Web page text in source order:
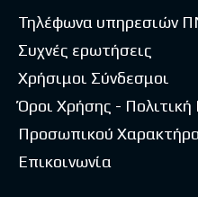
Τηλέφωνα υπηρεσιών
Συχνές ερωτήσεις
Χρήσιμοι Σύνδεσμοι
Όροι Χρήσης -
Προσωπικού
Επικοινωνία